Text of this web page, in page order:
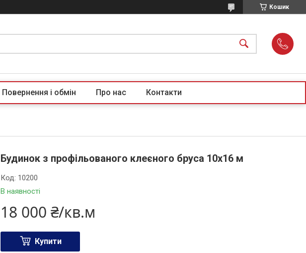
Кошик
Повернення і обмін Про нас Контакти
Будинок з профільованого клеєного бруса 10х16 м
В наявності
Код: 10200
18 000 ₴/кв.м
Купити